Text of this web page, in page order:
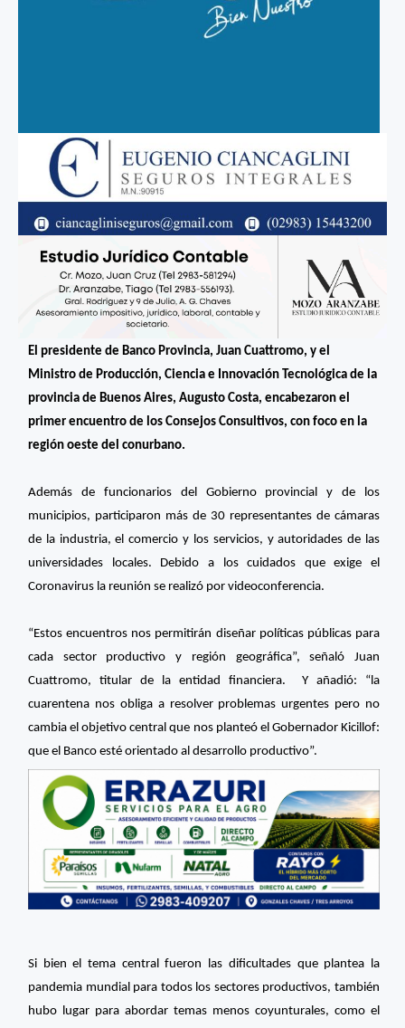
El presidente de Banco Provincia, Juan Cuattromo, y el
Ministro de Producción, Ciencia e Innovación Tecnológica de la
provincia de Buenos Aires, Augusto Costa, encabezaron el
primer encuentro de los Consejos Consultivos, con foco en la
región oeste del conurbano.
Además de funcionarios del Gobierno provincial y de los
municipios, participaron más de 30 representantes de cámaras
de la industria, el comercio y los servicios, y autoridades de las
universidades locales. Debido a los cuidados que exige el
Coronavirus la reunión se realizó por videoconferencia.
“Estos encuentros nos permitirán diseñar políticas públicas para
cada sector productivo y región geográfica”, señaló Juan
Cuattromo, titular de la entidad financiera. Y añadió: “la
cuarentena nos obliga a resolver problemas urgentes pero no
cambia el objetivo central que nos planteó el Gobernador Kicillof:
que el Banco esté orientado al desarrollo productivo”.
Si bien el tema central fueron las dificultades que plantea la
pandemia mundial para todos los sectores productivos, también
hubo lugar para abordar temas menos coyunturales, como el